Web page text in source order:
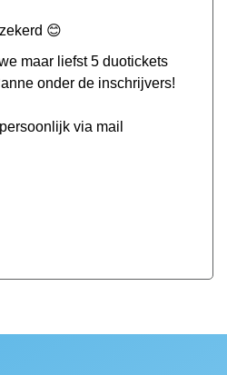
😊
maar liefst 5 duotickets
onder de inschrijvers!
via mail